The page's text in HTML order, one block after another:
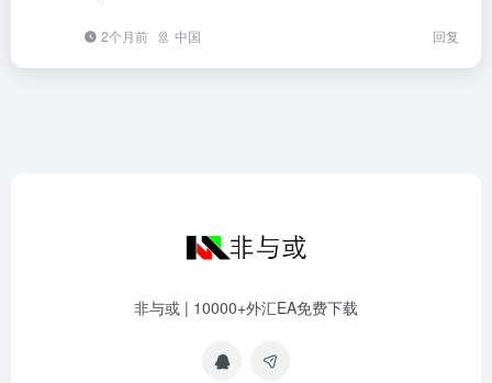
2个月前 中国 回复
非与或 | 10000+外汇EA免费下载